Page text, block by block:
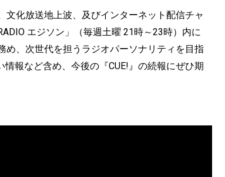
文化放送地上波、及びインターネット配信チャ
エジソン」（毎週土曜 21時～23時）内に
め、次世代を担うラジオパーソナリティを目指
報など含め、今後の『CUE!』の続報にぜひ期